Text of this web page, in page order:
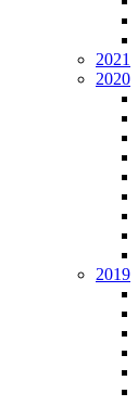
2021
2020
2019